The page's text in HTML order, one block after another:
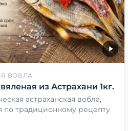
ВОБЛА
из Астрахани 1кг.
астраханская вобла,
по традиционному рецепту